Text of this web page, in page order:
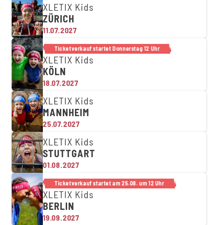
XLETIX Kids
ZÜRICH
11.07.2027
Ticketverkauf startet Donnerstag 12 Uhr
XLETIX Kids
KÖLN
18.07.2027
XLETIX Kids
MANNHEIM
25.07.2027
XLETIX Kids
STUTTGART
01.08.2027
Ticketverkauf startet am 25.08. um 12 Uhr
XLETIX Kids
BERLIN
19.09.2027